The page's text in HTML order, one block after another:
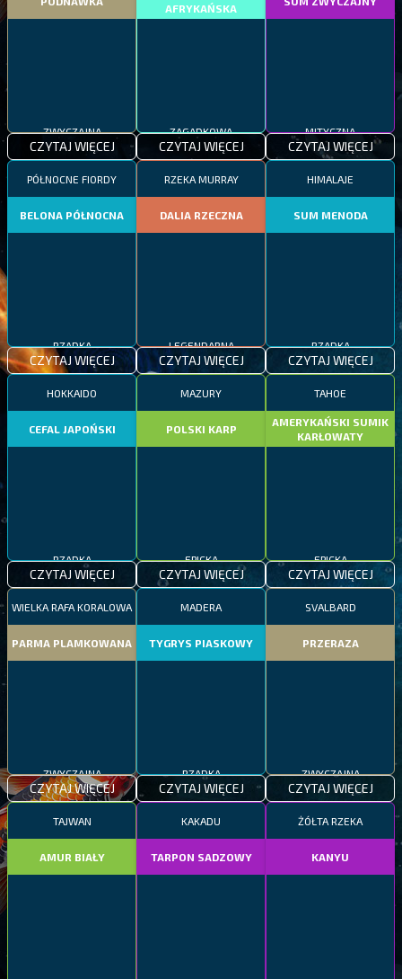
ZWYCZAJNA
CZYTAJ WIĘCEJ
AFRYKAŃSKA
ZAGADKOWA
CZYTAJ WIĘCEJ
MITYCZNA
CZYTAJ WIĘCEJ
PÓŁNOCNE FIORDY
BELONA PÓŁNOCNA
RZADKA
CZYTAJ WIĘCEJ
RZEKA MURRAY
DALIA RZECZNA
LEGENDARNA
CZYTAJ WIĘCEJ
HIMALAJE
SUM MENODA
RZADKA
CZYTAJ WIĘCEJ
HOKKAIDO
CEFAL JAPOŃSKI
RZADKA
CZYTAJ WIĘCEJ
MAZURY
POLSKI KARP
EPICKA
CZYTAJ WIĘCEJ
TAHOE
AMERYKAŃSKI SUMIK
KARŁOWATY
EPICKA
CZYTAJ WIĘCEJ
WIELKA RAFA KORALOWA
PARMA PLAMKOWANA
ZWYCZAJNA
CZYTAJ WIĘCEJ
MADERA
TYGRYS PIASKOWY
RZADKA
CZYTAJ WIĘCEJ
SVALBARD
PRZERAZA
ZWYCZAJNA
CZYTAJ WIĘCEJ
TAJWAN
AMUR BIAŁY
KAKADU
TARPON SADZOWY
ŻÓŁTA RZEKA
KANYU